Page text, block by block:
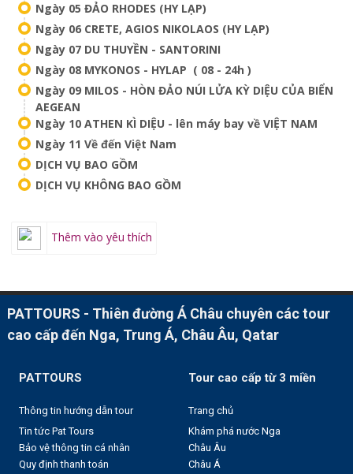
Ngày 05 ĐẢO RHODES (HY LẠP)
Ngày 06 CRETE, AGIOS NIKOLAOS (HY LẠP)
Ngày 07 DU THUYỀN - SANTORINI
Ngày 08 MYKONOS - HYLAP ( 08 - 24h )
Ngày 09 MILOS - HÒN ĐẢO NÚI LỬA KỲ DIỆU CỦA BIỂN
AEGEAN
Ngày 10 ATHEN KÌ DIỆU - lên máy bay về VIỆT NAM
Ngày 11 Về đến Việt Nam
DỊCH VỤ BAO GỒM
DỊCH VỤ KHÔNG BAO GỒM
Thêm vào yêu thích
PATTOURS - Thiên đường Á Châu chuyên các tour
cao cấp đến Nga, Trung Á, Châu Âu, Qatar
PATTOURS
Thông tin hướng dẫn tour
Tin tức Pat Tours
Bảo vệ thông tin cá nhân
Quy định thanh toán
Tour cao cấp từ 3 miền
Trang chủ
Khám phá nước Nga
Châu Âu
Châu Á